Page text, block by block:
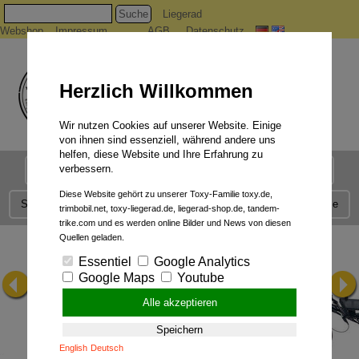
Suche
Liegerad
Webshop
Impressum AGB Datenschutz
Liegerad Modelle
Service Qualität Liegerad News Kontakt Presse
Herzlich Willkommen
Wir nutzen Cookies auf unserer Website. Einige
von ihnen sind essenziell, während andere uns
helfen, diese Website und Ihre Erfahrung zu
verbessern.
Diese Website gehört zu unserer Toxy-Familie toxy.de,
trimbobil.net, toxy-liegerad.de, liegerad-shop.de, tandem-
trike.com und es werden online Bilder und News von diesen
Quellen geladen.
Essentiel
Google Analytics
Google Maps
Youtube
Alle akzeptieren
Speichern
English Deutsch